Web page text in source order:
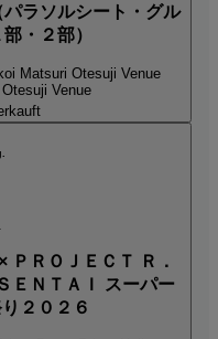
ラソルシート・グル
・２部）
Matsuri Otesuji Venue
Venue
ＰＲＯＪＥＣＴ Ｒ．
ＥＮＴＡＩ スーパー
２０２６